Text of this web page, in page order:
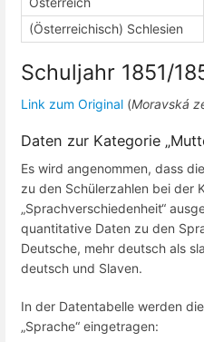
(Österreichisch) Schlesien
Schuljahr 1851/
Link zum Original (Moravská
Daten zur Kategorie
Es wird angenommen, dass
zu den Schülerzahlen bei der
„Sprachverschiedenheit“
quantitative Daten zu den
Deutsche, mehr deutsch als
deutsch und Slaven.
In der Datentabelle werden
„Sprache“ eingetragen: